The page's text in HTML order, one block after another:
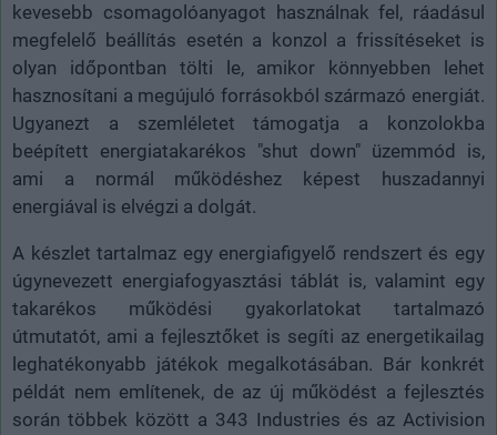
kevesebb csomagolóanyagot használnak fel, ráadásul
megfelelő beállítás esetén a konzol a frissítéseket is
olyan időpontban tölti le, amikor könnyebben lehet
hasznosítani a megújuló forrásokból származó energiát.
Ugyanezt a szemléletet támogatja a konzolokba
beépített energiatakarékos "shut down" üzemmód is,
ami a normál működéshez képest huszadannyi
energiával is elvégzi a dolgát.
A készlet tartalmaz egy energiafigyelő rendszert és egy
úgynevezett energiafogyasztási táblát is, valamint egy
takarékos működési gyakorlatokat tartalmazó
útmutatót, ami a fejlesztőket is segíti az energetikailag
leghatékonyabb játékok megalkotásában. Bár konkrét
példát nem említenek, de az új működést a fejlesztés
során többek között a 343 Industries és az Activision